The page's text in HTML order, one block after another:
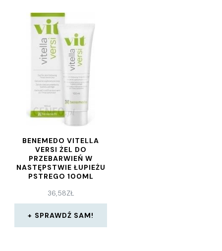
BENEMEDO VITELLA
VERSI ŻEL DO
PRZEBARWIEŃ W
NASTĘPSTWIE ŁUPIEŻU
PSTREGO 100ML
36,58ZŁ
SPRAWDŹ SAM!